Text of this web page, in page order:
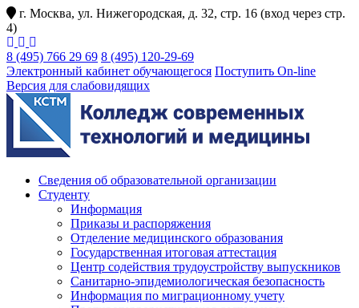
г. Москва, ул. Нижегородская, д. 32, стр. 16 (вход через стр.
4)
8 (495) 766 29 69 8 (495) 120-29-69
Электронный кабинет обучающегося Поступить On-line
Версия для слабовидящих
Сведения об образовательной организации
Студенту
Информация
Приказы и распоряжения
Отделение медицинского образования
Государственная итоговая аттестация
Центр содействия трудоустройству выпускников
Санитарно-эпидемиологическая безопасность
Информация по миграционному учету